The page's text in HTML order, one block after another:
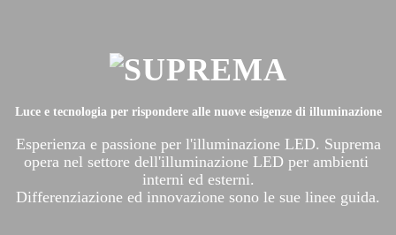
Luce e tecnologia per rispondere alle nuove esigenze di illuminazione
Esperienza e passione per l'illuminazione LED. Suprema
opera nel settore dell'illuminazione LED per ambienti
interni ed esterni.
Differenziazione ed innovazione sono le sue linee guida.